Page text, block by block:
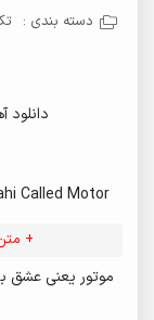
دسته بندی :
Called Motor
+
موتور یعنی عشق